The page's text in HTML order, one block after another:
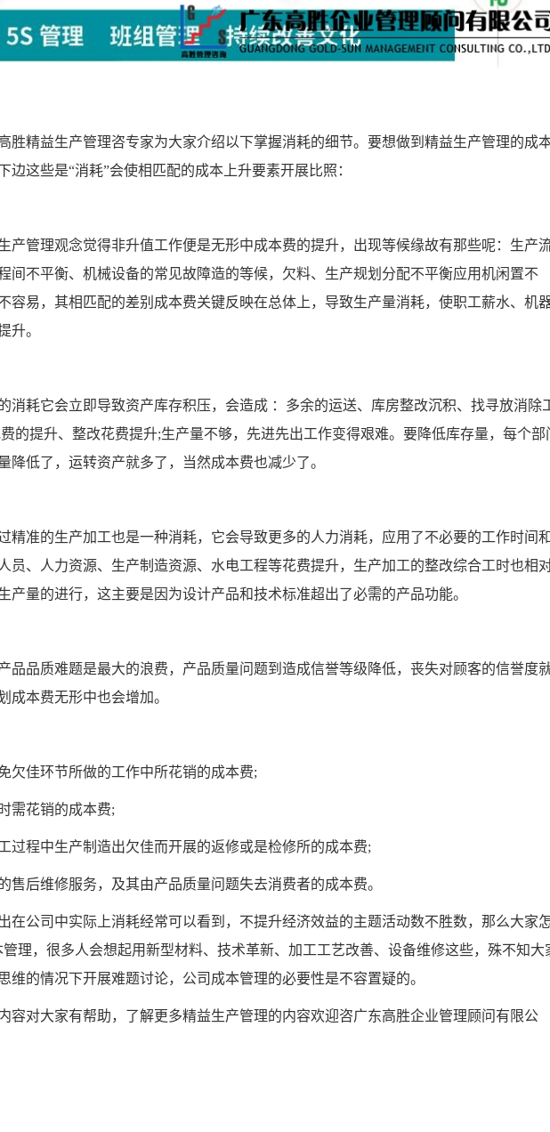
精益生产管理咨专家为大家介绍以下掌握消耗的细节。要想做到精益生产管理的成
边这些是“消耗”会使相匹配的成本上升要素开展比照：
管理观念觉得非升值工作便是无形中成本费的提升，出现等候缘故有那些呢：生产
间不平衡、机械设备的常见故障造的等候，欠料、生产规划分配不平衡应用机闲置不
容易，其相匹配的差别成本费关键反映在总体上，导致生产量消耗，使职工薪水、机
升。
耗它会立即导致资产库存积压，会造成 ：多余的运送、库房整改沉积、找寻放消除
的提升、整改花费提升;生产量不够，先进先出工作变得艰难。要降低库存量，每个部
降低了，运转资产就多了，当然成本费也减少了。
准的生产加工也是一种消耗，它会导致更多的人力消耗，应用了不必要的工作时间
员、人力资源、生产制造资源、水电工程等花费提升，生产加工的整改综合工时也相
产量的进行，这主要是因为设计产品和技术标准超出了必需的产品功能。
品质难题是最大的浪费，产品质量问题到造成信誉等级降低，丧失对顾客的信誉度
成本费无形中也会增加。
佳环节所做的工作中所花销的成本费;
花销的成本费;
程中生产制造出欠佳而开展的返修或是检修所的成本费;
后维修服务，及其由产品质量问题失去消费者的成本费。
公司中实际上消耗经常可以看到，不提升经济效益的主题活动数不胜数，那么大家
理，很多人会想起用新型材料、技术革新、加工工艺改善、设备维修这些，殊不知大
维的情况下开展难题讨论，公司成本管理的必要性是不容置疑的。
对大家有帮助，了解更多精益生产管理的内容欢迎咨广东高胜企业管理顾问有限公